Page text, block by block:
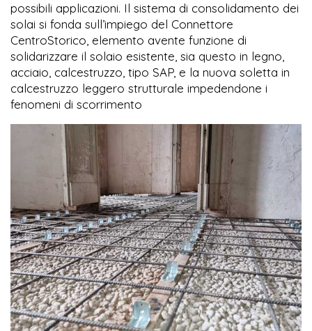
possibili applicazioni. Il sistema di consolidamento dei
solai si fonda sull’impiego del Connettore
CentroStorico, elemento avente funzione di
solidarizzare il solaio esistente, sia questo in legno,
acciaio, calcestruzzo, tipo SAP, e la nuova soletta in
calcestruzzo leggero strutturale impedendone i
fenomeni di scorrimento